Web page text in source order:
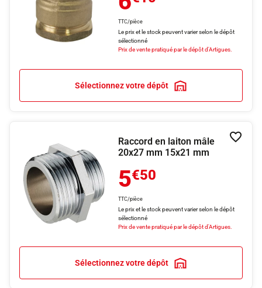
TTC/pièce
Le prix et le stock peuvent varier selon le dépôt
sélectionné
Prix de vente pratiqué par le dépôt d'Artigues.
Sélectionnez votre dépôt
Raccord en laiton mâle
20x27 mm 15x21 mm
5€50
TTC/pièce
Le prix et le stock peuvent varier selon le dépôt
sélectionné
Prix de vente pratiqué par le dépôt d'Artigues.
Sélectionnez votre dépôt